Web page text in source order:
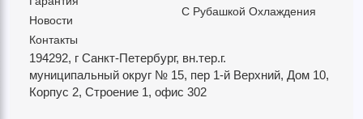
Новости
Контакты
С Рубашкой Охлаждения
194292, г Санкт-Петербург, вн.тер.г.
муниципальный округ № 15, пер 1-й Верхний, Дом 10,
Корпус 2, Строение 1, офис 302